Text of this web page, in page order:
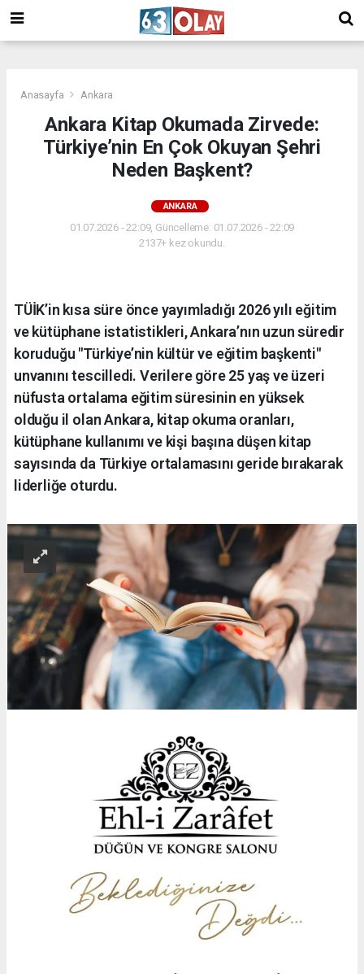
Anasayfa Ankara
Ankara Kitap Okumada Zirvede:
Türkiye’nin En Çok Okuyan Şehri
Neden Başkent?
ANKARA
01.07.2026 - 22:09, Güncelleme: 01.07.2026 - 22:09
2137+ kez okundu.
TÜİK’in kısa süre önce yayımladığı 2026 yılı eğitim
ve kütüphane istatistikleri, Ankara’nın uzun süredir
koruduğu "Türkiye’nin kültür ve eğitim başkenti"
unvanını tescilledi. Verilere göre 25 yaş ve üzeri
nüfusta ortalama eğitim süresinin en yüksek
olduğu il olan Ankara, kitap okuma oranları,
kütüphane kullanımı ve kişi başına düşen kitap
sayısında da Türkiye ortalamasını geride bırakarak
liderliğe oturdu.